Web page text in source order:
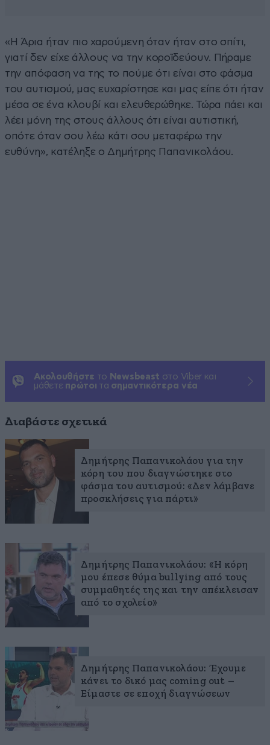
«Η Άρια ήταν πιο χαρούμενη όταν ήταν στο σπίτι,
γιατί δεν είχε άλλους να την κοροϊδεύουν. Πήραμε
την απόφαση να της το πούμε ότι είναι στο φάσμα
του αυτισμού, μας ευχαρίστησε και μας είπε ότι ήταν
μέσα σε ένα κλουβί και ελευθερώθηκε. Τώρα πάει και
λέει μόνη της στους άλλους ότι είναι αυτιστική,
οπότε όταν σου λέω κάτι σου μεταφέρω την
ευθύνη», κατέληξε o Δημήτρης Παπανικολάου.
Ακολουθήστε το Newsbeast στο Viber και
μάθετε πρώτοι τα σημαντικότερα νέα
Διαβάστε σχετικά
Δημήτρης Παπανικολάου για την
κόρη του που διαγνώστηκε στο
φάσμα του αυτισμού: «Δεν λάμβανε
προσκλήσεις για πάρτι»
Δημήτρης Παπανικολάου: «Η κόρη
μου έπεσε θύμα bullying από τους
συμμαθητές της και την απέκλεισαν
από το σχολείο»
Δημήτρης Παπανικολάου: Έχουμε
κάνει το δικό μας coming out –
Είμαστε σε εποχή διαγνώσεων